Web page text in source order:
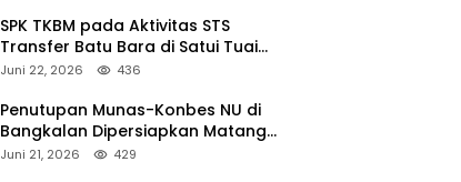
SPK TKBM pada Aktivitas STS
Transfer Batu Bara di Satui Tuai
Sorotan
Juni 22, 2026 436
Penutupan Munas-Konbes NU di
Bangkalan Dipersiapkan Matang,
Gus Ipul Turun Tangan
Juni 21, 2026 429